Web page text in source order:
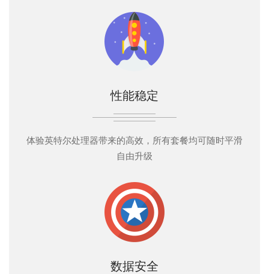
性能稳定
体验英特尔处理器带来的高效，所有套餐均可随时平滑
自由升级
数据安全